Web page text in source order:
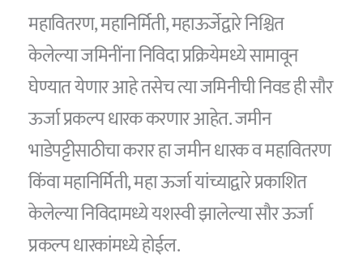
महावितरण, महानिर्मिती, महाऊर्जेद्वारे निश्चित
केलेल्या जमिनींना निविदा प्रक्रियेमध्ये सामावून
घेण्यात येणार आहे तसेच त्या जमिनीची निवड ही सौर
ऊर्जा प्रकल्प धारक करणार आहेत. जमीन
भाडेपट्टीसाठीचा करार हा जमीन धारक व महावितरण
किंवा महानिर्मिती, महा ऊर्जा यांच्याद्वारे प्रकाशित
केलेल्या निविदामध्ये यशस्वी झालेल्या सौर ऊर्जा
प्रकल्प धारकांमध्ये होईल.